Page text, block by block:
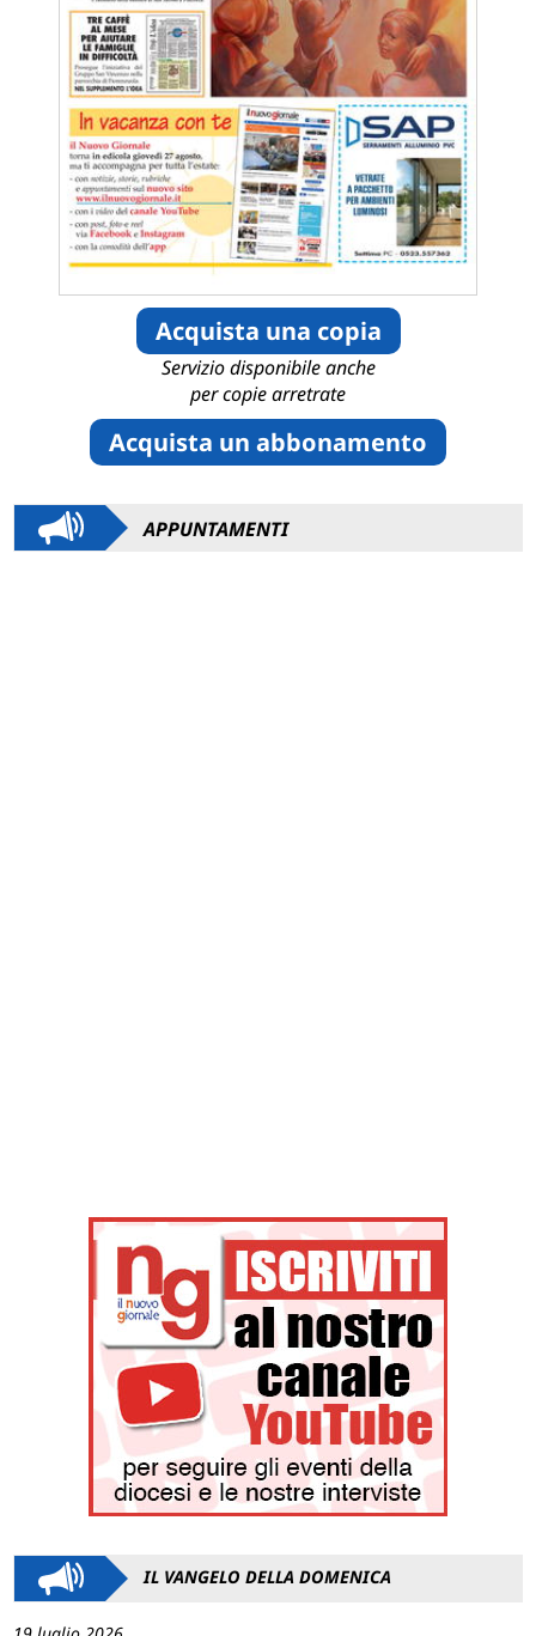
Acquista una copia
Servizio disponibile anche
per copie arretrate
Acquista un abbonamento
APPUNTAMENTI
IL VANGELO DELLA DOMENICA